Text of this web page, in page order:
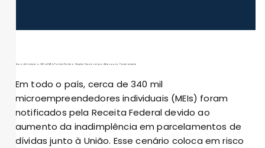
Risco de Exclusão: 340 mil MEIs Podem Perder o Simples Nacional por Atrasos no Parcelamento
Em todo o país, cerca de 340 mil
microempreendedores individuais (MEIs) foram
notificados pela Receita Federal devido ao
aumento da inadimplência em parcelamentos de
dívidas junto à União. Esse cenário coloca em risco